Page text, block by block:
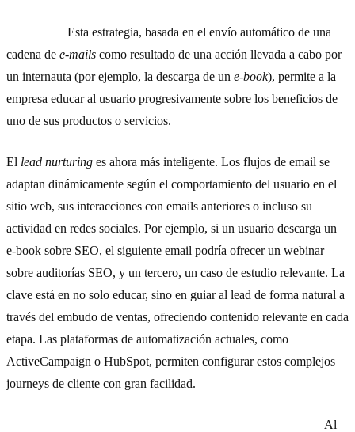
Esta estrategia, basada en el envío automático de una
cadena de e-mails como resultado de una acción llevada a cabo por
un internauta (por ejemplo, la descarga de un e-book), permite a la
empresa educar al usuario progresivamente sobre los beneficios de
uno de sus productos o servicios.
El lead nurturing es ahora más inteligente. Los flujos de email se
adaptan dinámicamente según el comportamiento del usuario en el
sitio web, sus interacciones con emails anteriores o incluso su
actividad en redes sociales. Por ejemplo, si un usuario descarga un
e-book sobre SEO, el siguiente email podría ofrecer un webinar
sobre auditorías SEO, y un tercero, un caso de estudio relevante. La
clave está en no solo educar, sino en guiar al lead de forma natural a
través del embudo de ventas, ofreciendo contenido relevante en cada
etapa. Las plataformas de automatización actuales, como
ActiveCampaign o HubSpot, permiten configurar estos complejos
journeys de cliente con gran facilidad.
Al